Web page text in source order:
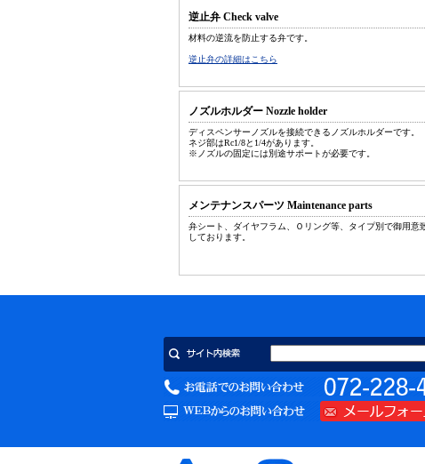
逆止弁 Check valve
材料の逆流を防止する弁です。
逆止弁の詳細はこちら
ノズルホルダー Nozzle holder
ディスペンサーノズルを接続できるノズルホルダーです。
ネジ部はRc1/8と1/4があります。
※ノズルの固定には別途サポートが必要です。
メンテナンスパーツ Maintenance parts
弁シート、ダイヤフラム、Ｏリング等、タイプ別で御用意
しております。